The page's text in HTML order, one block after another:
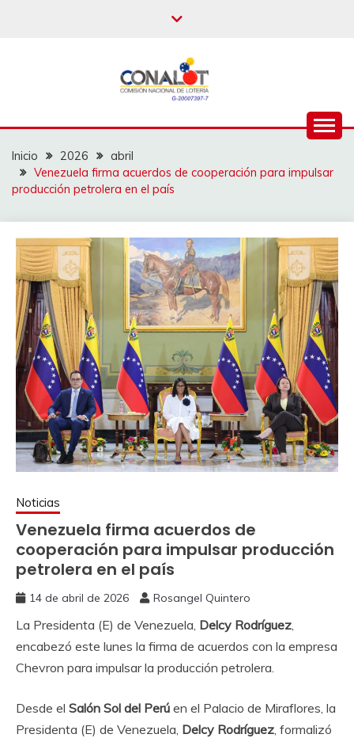
Inicio 2026
abril
Venezuela firma acuerdos de cooperación para impulsar
producción petrolera en el país
Noticias
Venezuela firma acuerdos de
cooperación para impulsar producción
petrolera en el país
14 de abril de 2026 Rosangel Quintero
La Presidenta (E) de Venezuela, Delcy Rodríguez
encabezó este lunes la firma de acuerdos con la empresa
Chevron para impulsar la producción petrolera.
Desde el Salón Sol del Perú en el Palacio de Miraflores, la
Presidenta (E) de Venezuela, Delcy Rodríguez , formalizó